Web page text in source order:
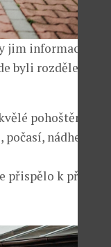
informace o
byli rozděleni do
pohoštění po
nádherná
přispělo k příjemně